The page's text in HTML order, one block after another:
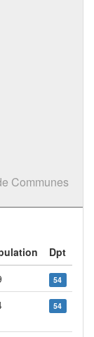
Communes
Dpt
54
54